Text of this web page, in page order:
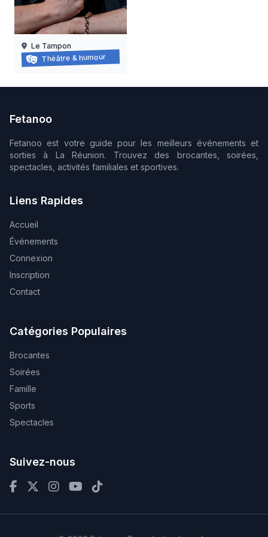
Clément Viktorovitch
26/09/2026
Le Tampon
Théâtre & humour
Fetanoo
Fetanoo est votre guide pour les meilleurs événements et
sorties à La Réunion. Trouvez des brocantes, soirées,
spectacles, activités familiales et sportives.
Liens Rapides
Accueil
Événements
Connexion
Inscription
Contact
Catégories Populaires
Brocantes
Soirées
Famille
Sports
Spectacles
Suivez-nous